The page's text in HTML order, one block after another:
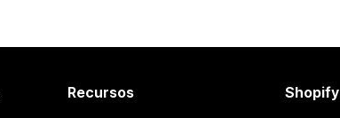
Recursos Shopify